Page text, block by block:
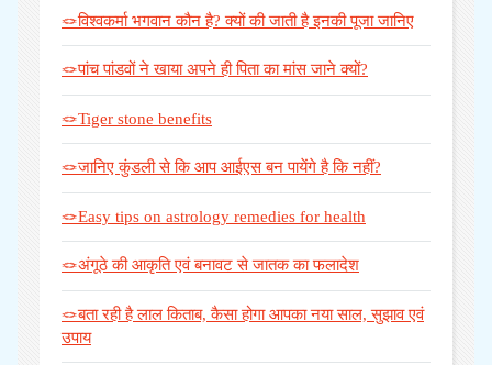
🪢विश्वकर्मा भगवान कौन है? क्यों की जाती है इनकी पूजा जानिए
🪢पांच पांडवों ने खाया अपने ही पिता का मांस जाने क्यों?
🪢Tiger stone benefits
🪢जानिए कुंडली से कि आप आईएस बन पायेंगे है कि नहीं?
🪢Easy tips on astrology remedies for health
🪢अंगूठे की आकृति एवं बनावट से जातक का फलादेश
🪢बता रही है लाल किताब, कैसा होगा आपका नया साल, सुझाव एवं
उपाय